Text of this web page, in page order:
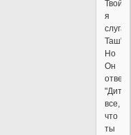
Твой,
я
слуга
Таш".
Но
Он
"Дитя,
все,
что
ты